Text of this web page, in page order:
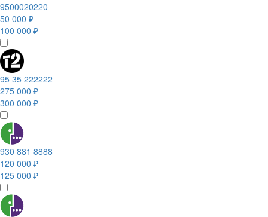
9500020220
50 000 ₽
100 000 ₽
95 35 222222
275 000 ₽
300 000 ₽
930 881 8888
120 000 ₽
125 000 ₽